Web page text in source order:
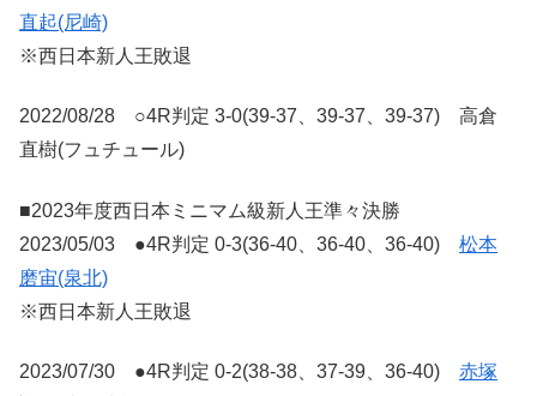
直起(尼崎)
※西日本新人王敗退
2022/08/28 ○4R判定 3-0(39-37、39-37、39-37) 高倉
直樹(フュチュール)
■2023年度西日本ミニマム級新人王準々決勝
2023/05/03 ●4R判定 0-3(36-40、36-40、36-40) 松本
磨宙(泉北)
※西日本新人王敗退
2023/07/30 ●4R判定 0-2(38-38、37-39、36-40) 赤塚